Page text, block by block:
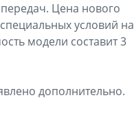
Цена нового
условий на
модели составит 3
дополнительно.